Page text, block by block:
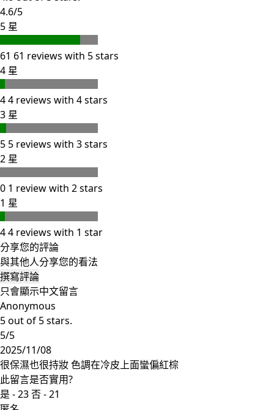
4.6/5
5 星
61 61 reviews with 5 stars
4 星
44 reviews with 4 stars
3 星
5 5 reviews with 3 stars
2 星
0 1 review with 2 stars
1 星
44 reviews with 1 star
分享您的評論
與其他人分享您的看法
撰寫評論
只會顯示中文留言
Anonymous
5 out of 5 stars.
5/5
2025/11/08
很保濕也很持妝 色調在冷皮上面蠻偏紅棕
此留言是否實用?
是 -23否 -21